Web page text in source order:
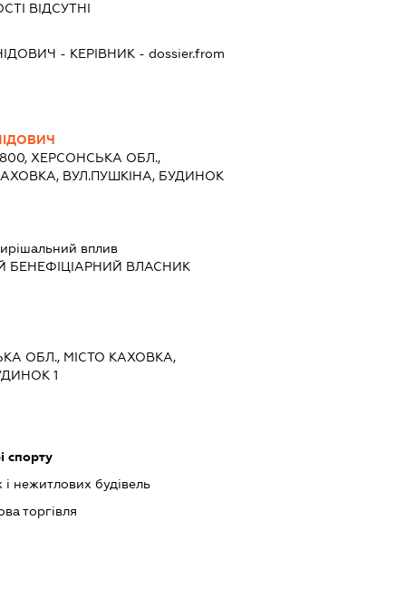
ВІДСУТНІ
- КЕРІВНИК - dossier.from
ХЕРСОНСЬКА ОБЛ.,
ВУЛ.ПУШКІНА, БУДИНОК
вплив
БЕНЕФІЦІАРНИЙ ВЛАСНИК
ОБЛ., МІСТО КАХОВКА,
1
спорту
нежитлових будівель
торгівля